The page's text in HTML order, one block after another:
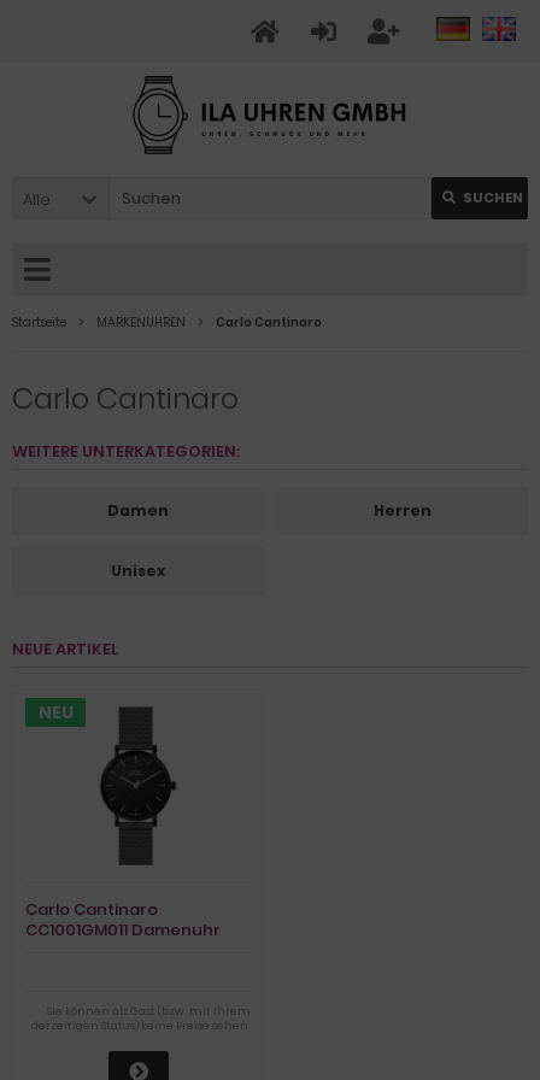
Alle SUCHEN
Startseite MARKENUHREN Carlo Cantinaro
Carlo Cantinaro
WEITERE UNTERKATEGORIEN:
Damen Herren
Unisex
NEUE ARTIKEL
NEU
Carlo Cantinaro
CC1001GM011 Damenuhr
Sie können als Gast (bzw. mit Ihrem
derzeitigen Status) keine Preise sehen.